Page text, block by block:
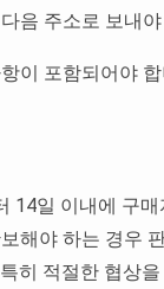
음 주소로 보내
이 포함되어야 합
14일 이내에 구
해야 하는 경우
히 적절한 협상